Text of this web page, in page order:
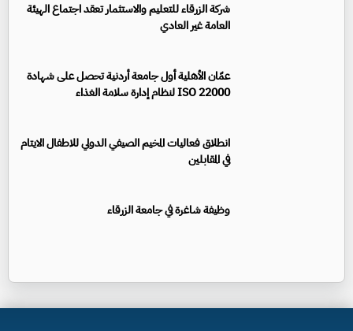
شركة الزرقاء للتعليم والاستثمار تعقد اجتماع الهيئة
العامة غير العادي
عمّان الأهلية أول جامعة أردنية تحصل على شهادة
ISO 22000 لنظام إدارة سلامة الغذاء
انطلاق فعاليات المخيم الصيفي الدولي للاطفال الايتام
في المقابلين
وظيفة شاغرة في جامعة الزرقاء